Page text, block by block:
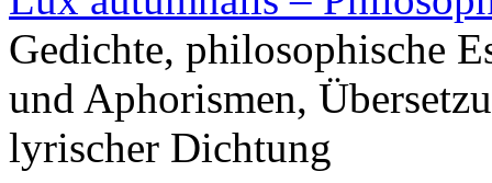
Gedichte, philosophische
und Aphorismen,
lyrischer Dichtung